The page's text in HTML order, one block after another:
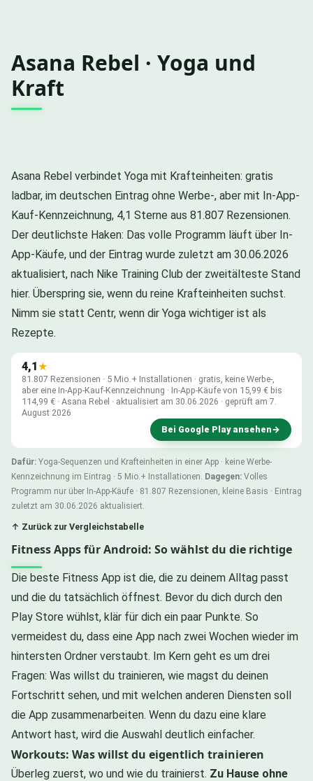
Asana Rebel · Yoga und
Kraft
Asana Rebel verbindet Yoga mit Krafteinheiten: gratis
ladbar, im deutschen Eintrag ohne Werbe-, aber mit In-App-
Kauf-Kennzeichnung, 4,1 Sterne aus 81.807 Rezensionen.
Der deutlichste Haken: Das volle Programm läuft über In-
App-Käufe, und der Eintrag wurde zuletzt am 30.06.2026
aktualisiert, nach Nike Training Club der zweitälteste Stand
hier. Überspring sie, wenn du reine Krafteinheiten suchst.
Nimm sie statt Centr, wenn dir Yoga wichtiger ist als
Rezepte.
4,1★
81.807 Rezensionen · 5 Mio.+ Installationen · gratis, keine Werbe-,
aber eine In-App-Kauf-Kennzeichnung · In-App-Käufe von 15,99 € bis
114,99 € · Asana Rebel · aktualisiert am 30.06.2026 · geprüft am 7.
August 2026
Bei Google Play ansehen→
Dafür: Yoga-Sequenzen und Krafteinheiten in einer App · keine Werbe-
Kennzeichnung im Eintrag · 5 Mio.+ Installationen. Dagegen: Volles
Programm nur über In-App-Käufe · 81.807 Rezensionen, kleine Basis · Eintrag
zuletzt am 30.06.2026 aktualisiert.
↑ Zurück zur Vergleichstabelle
Fitness Apps für Android: So wählst du die richtige
Die beste Fitness App ist die, die zu deinem Alltag passt
und die du tatsächlich öffnest. Bevor du dich durch den
Play Store wühlst, klär für dich ein paar Punkte. So
vermeidest du, dass eine App nach zwei Wochen wieder im
hintersten Ordner verstaubt. Im Kern geht es um drei
Fragen: Was willst du trainieren, wie magst du deinen
Fortschritt sehen, und mit welchen anderen Diensten soll
die App zusammenarbeiten. Wenn du dazu eine klare
Antwort hast, wird die Auswahl deutlich einfacher.
Workouts: Was willst du eigentlich trainieren
Überleg zuerst, wo und wie du trainierst. Zu Hause ohne